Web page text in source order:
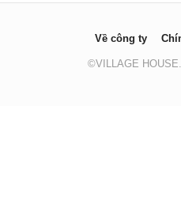
Về công ty
©VILLAGE